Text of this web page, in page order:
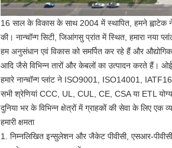
16 साल के विकास के साथ 2004 में स्थापित, हमने ह्वाटेक
की। नान्चॉन्ग सिटी, जिआंगसु प्रांत में स्थित, हमारा नया
हम अनुसंधान एवं विकास को समर्पित कर रहे हैं और
आदि जैसे विभिन्न तारों और केबलों का उत्पादन करते हैं।
हमारे नान्चॉन्ग प्लांट ने ISO9001, ISO14001,
सभी श्रेणियां CCC, UL, CUL, CE, CSA या ETL
दुनिया भर के विभिन्न क्षेत्रों में ग्राहकों की सेवा के लिए एक
हमारी क्षमता
1. निम्नलिखित इन्सुलेशन और जैकेट पीवीसी, एसआर-